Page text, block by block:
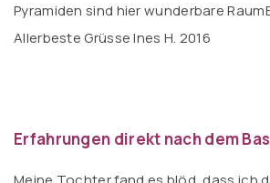
Pyramiden sind hier wunderbare
Allerbeste Grüsse Ines H. 2016
Erfahrungen direkt nach dem